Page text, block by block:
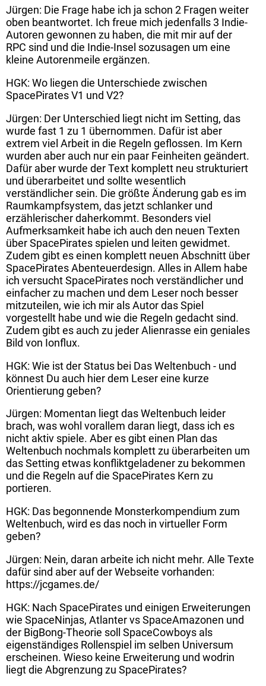
Jürgen: Die Frage habe ich ja schon 2 Fragen weiter
oben beantwortet. Ich freue mich jedenfalls 3 Indie-
Autoren gewonnen zu haben, die mit mir auf der
RPC sind und die Indie-Insel sozusagen um eine
kleine Autorenmeile ergänzen.
HGK: Wo liegen die Unterschiede zwischen
SpacePirates V1 und V2?
Jürgen: Der Unterschied liegt nicht im Setting, das
wurde fast 1 zu 1 übernommen. Dafür ist aber
extrem viel Arbeit in die Regeln geflossen. Im Kern
wurden aber auch nur ein paar Feinheiten geändert.
Dafür aber wurde der Text komplett neu strukturiert
und überarbeitet und sollte wesentlich
verständlicher sein. Die größte Änderung gab es im
Raumkampfsystem, das jetzt schlanker und
erzählerischer daherkommt. Besonders viel
Aufmerksamkeit habe ich auch den neuen Texten
über SpacePirates spielen und leiten gewidmet.
Zudem gibt es einen komplett neuen Abschnitt über
SpacePirates Abenteuerdesign. Alles in Allem habe
ich versucht SpacePirates noch verständlicher und
einfacher zu machen und dem Leser noch besser
mitzuteilen, wie ich mir als Autor das Spiel
vorgestellt habe und wie die Regeln gedacht sind.
Zudem gibt es auch zu jeder Alienrasse ein geniales
Bild von Ionflux.
HGK: Wie ist der Status bei Das Weltenbuch - und
könnest Du auch hier dem Leser eine kurze
Orientierung geben?
Jürgen: Momentan liegt das Weltenbuch leider
brach, was wohl vorallem daran liegt, dass ich es
nicht aktiv spiele. Aber es gibt einen Plan das
Weltenbuch nochmals komplett zu überarbeiten um
das Setting etwas konfliktgeladener zu bekommen
und die Regeln auf die SpacePirates Kern zu
portieren.
HGK: Das begonnende Monsterkompendium zum
Weltenbuch, wird es das noch in virtueller Form
geben?
Jürgen: Nein, daran arbeite ich nicht mehr. Alle Texte
dafür sind aber auf der Webseite vorhanden:
https://jcgames.de/
HGK: Nach SpacePirates und einigen Erweiterungen
wie SpaceNinjas, Atlanter vs SpaceAmazonen und
der BigBong-Theorie soll SpaceCowboys als
eigenständiges Rollenspiel im selben Universum
erscheinen. Wieso keine Erweiterung und wodrin
liegt die Abgrenzung zu SpacePirates?